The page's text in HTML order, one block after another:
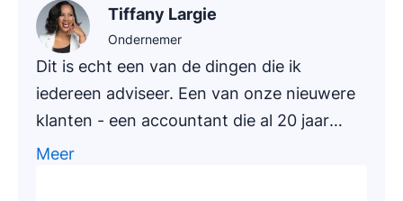
Dit is echt een van de dingen die ik
iedereen adviseer. Een van onze nieuwere
klanten - een accountant die al 20 jaar
actief is - heeft onlangs uitgetest hoe je
Meer
Tiffany Largie
Ondernemer